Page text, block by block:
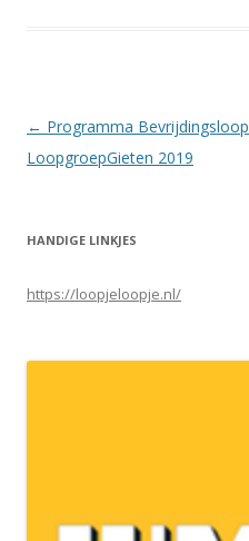
Berichtnavigatie
← Programma Bevrijdingsloop
LoopgroepGieten 2019
HANDIGE LINKJES
https://loopjeloopje.nl/